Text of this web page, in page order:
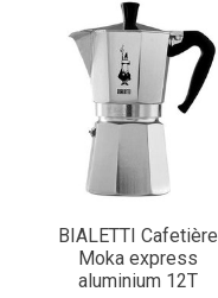
BIALETTI Cafetière
Moka express
aluminium 12T